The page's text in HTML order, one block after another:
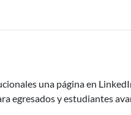
una página en
egresados y estudiantes